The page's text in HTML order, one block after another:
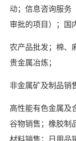
动；信息咨询服务
审批的项目）；国
农产品批发；棉、
贵金属冶炼；
非金属矿及制品销
高性能有色金属及
谷物销售；橡胶制
材料销售；日用品